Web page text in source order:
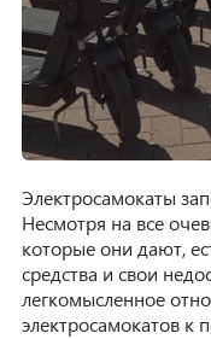
Электросамокаты
Несмотря на все
которые они дают,
средства и свои
легкомысленное
электросамокатов к